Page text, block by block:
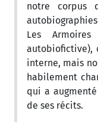
notre corpus
Les
autobiofictive),
interne, mais
habilement
qui a
de ses récits.